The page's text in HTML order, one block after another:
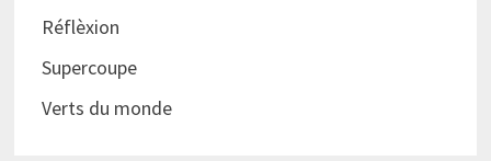
Réflèxion
Supercoupe
Verts du monde